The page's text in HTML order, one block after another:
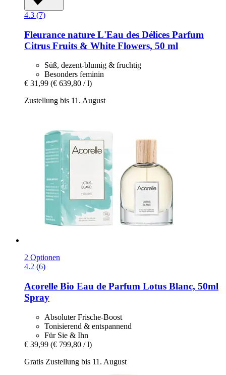
4.3 (7)
Fleurance nature L'Eau des Délices Parfum
Citrus Fruits & White Flowers, 50 ml
Süß, dezent-blumig & fruchtig
Besonders feminin
€ 31,99 (€ 639,80 / l)
Zustellung bis 11. August
2 Optionen
4.2 (6)
Acorelle Bio Eau de Parfum Lotus Blanc, 50ml
Spray
Absoluter Frische-Boost
Tonisierend & entspannend
Für Sie & Ihn
€ 39,99 (€ 799,80 / l)
Gratis Zustellung bis 11. August